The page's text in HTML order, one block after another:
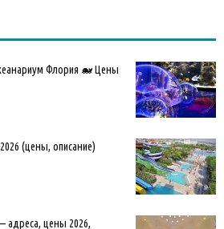
Флория 🐋 Цены
(цены, описание)
адреса, цены 2026,